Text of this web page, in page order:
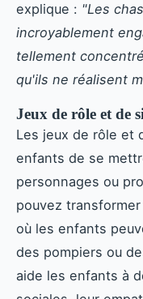
explique : "Les
incroyablement
tellement
qu'ils ne réalisent
Jeux de rôle et de
Les jeux de rôle et
enfants de se
personnages ou
pouvez
où les enfants
des pompiers ou
aide les enfants à